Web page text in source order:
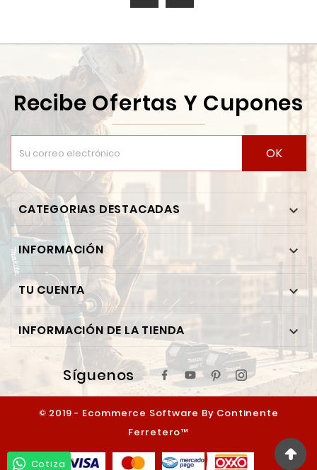
Recibe Ofertas Y Cupones
OK
CATEGORIAS DESTACADAS 
INFORMACIÓN 
TU CUENTA 
INFORMACIÓN DE LA TIENDA 
Síguenos
© 2019 - Ecommerce Software By Continente
Ferretero™
Cotiza